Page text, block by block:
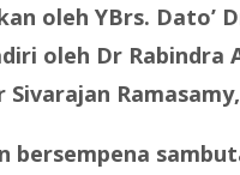
oleh YBrs. Dato’
oleh Dr Rabindra
bersempena